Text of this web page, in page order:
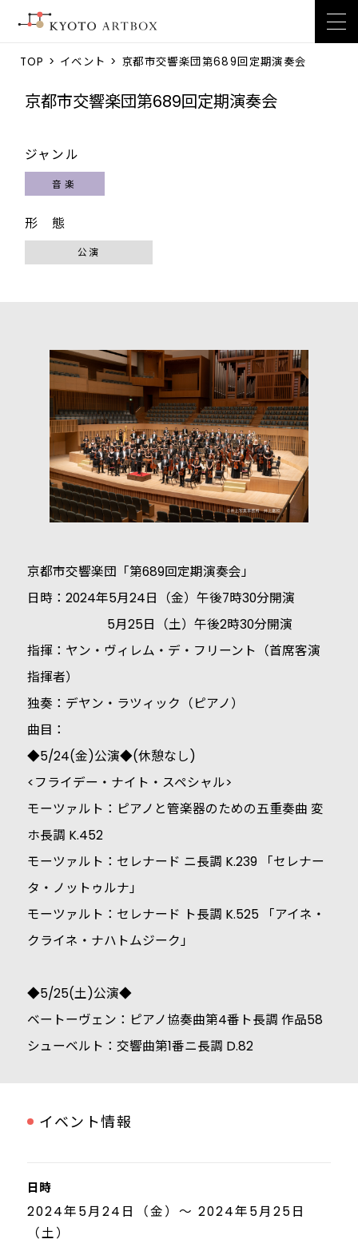
TOP > イベント > 京都市交響楽団第689回定期演奏会
京都市交響楽団第689回定期演奏会
ジャンル
音楽
形 態
公演
京都市交響楽団「第689回定期演奏会」
日時：2024年5月24日（金）午後7時30分開演
5月25日（土）午後2時30分開演
指揮：ヤン・ヴィレム・デ・フリーント（首席客演
指揮者）
独奏：デヤン・ラツィック（ピアノ）
曲目：
◆5/24(金)公演◆(休憩なし)
<フライデー・ナイト・スペシャル>
モーツァルト：ピアノと管楽器のための五重奏曲 変
ホ長調 K.452
モーツァルト：セレナード ニ長調 K.239 「セレナー
タ・ノットゥルナ」
モーツァルト：セレナード ト長調 K.525 「アイネ・
クライネ・ナハトムジーク」
◆5/25(土)公演◆
ベートーヴェン：ピアノ協奏曲第4番ト長調 作品58
シューベルト：交響曲第1番ニ長調 D.82
イベント情報
日時
2024年5月24日（金）～ 2024年5月25日
（土）